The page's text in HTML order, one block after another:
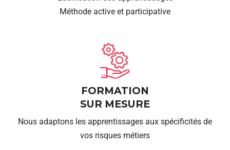
Méthode active et participative
FORMATION
SUR MESURE
Nous adaptons les apprentissages aux spécificités de
vos risques métiers